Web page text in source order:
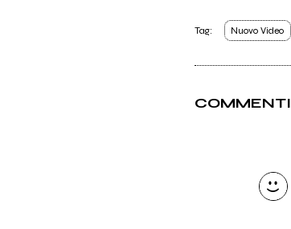
Tag: Nuovo Video
COMMENTI